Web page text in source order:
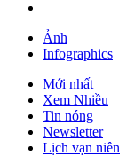
Ảnh
Infographics
Mới nhất
Xem Nhiều
Tin nóng
Newsletter
Lịch vạn niên